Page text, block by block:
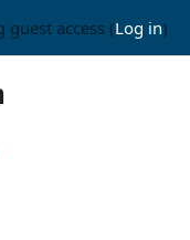
guest access (Log in)